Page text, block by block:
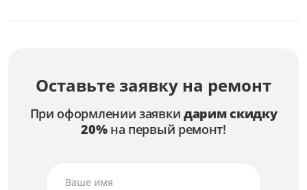
Оставьте заявку на ремонт
При оформлении заявки дарим скидку
20%на первый ремонт!